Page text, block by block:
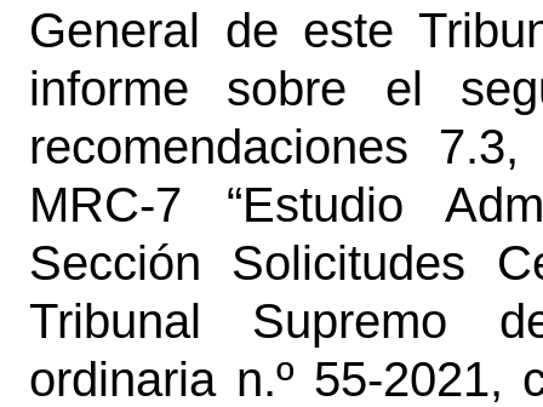
General de este
informe sobre el
recomendaciones
MRC-7 “Estudio
Sección Solicitudes
Tribunal Supremo
ordinaria n.º 55-2021,